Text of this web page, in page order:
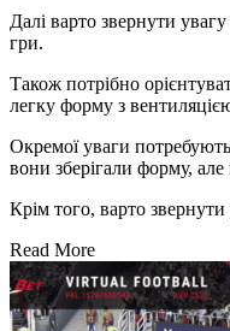
Далі варто звернути
гри.
Також потрібно
легку форму з
Окремої уваги
вони зберігали форму,
Крім того, варто
Read More